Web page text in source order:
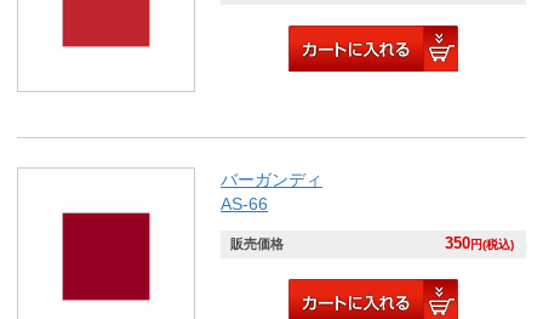
バーガンディ
AS-66
販売価格 350円(税込)